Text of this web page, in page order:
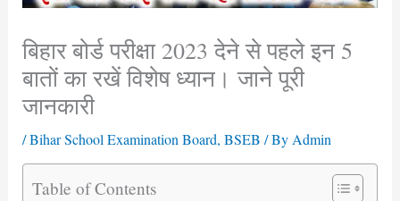
बिहार बोर्ड परीक्षा 2023 देने से पहले इन 5
बातों का रखें विशेष ध्यान। जाने पूरी
जानकारी
/Bihar School Examination Board, BSEB / ByAdmin
Table of Contents